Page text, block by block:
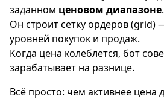
заданном ценовом диапазоне.
Он строит сетку ордеров (grid)
уровней покупок и продаж.
Когда цена колеблется, бот
зарабатывает на разнице.
Всё просто: чем активнее цена